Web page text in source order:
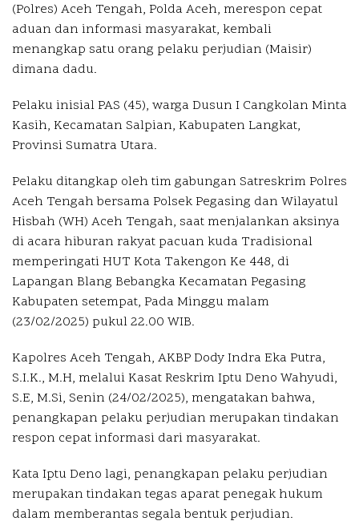
(Polres) Aceh Tengah, Polda Aceh, merespon cepat
aduan dan informasi masyarakat, kembali
menangkap satu orang pelaku perjudian (Maisir)
dimana dadu.
Pelaku inisial PAS (45), warga Dusun I Cangkolan Minta
Kasih, Kecamatan Salpian, Kabupaten Langkat,
Provinsi Sumatra Utara.
Pelaku ditangkap oleh tim gabungan Satreskrim Polres
Aceh Tengah bersama Polsek Pegasing dan Wilayatul
Hisbah (WH) Aceh Tengah, saat menjalankan aksinya
di acara hiburan rakyat pacuan kuda Tradisional
memperingati HUT Kota Takengon Ke 448, di
Lapangan Blang Bebangka Kecamatan Pegasing
Kabupaten setempat, Pada Minggu malam
(23/02/2025) pukul 22.00 WIB.
Kapolres Aceh Tengah, AKBP Dody Indra Eka Putra,
S.I.K., M.H, melalui Kasat Reskrim Iptu Deno Wahyudi,
S.E, M.Si, Senin (24/02/2025), mengatakan bahwa,
penangkapan pelaku perjudian merupakan tindakan
respon cepat informasi dari masyarakat.
Kata Iptu Deno lagi, penangkapan pelaku perjudian
merupakan tindakan tegas aparat penegak hukum
dalam memberantas segala bentuk perjudian.